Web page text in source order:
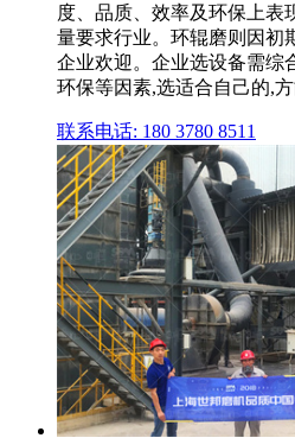
度、品质、效率及环保上表
量要求行业。环辊磨则因初
企业欢迎。企业选设备需综
环保等因素,选适合自己的,
联系电话: 180 3780 8511